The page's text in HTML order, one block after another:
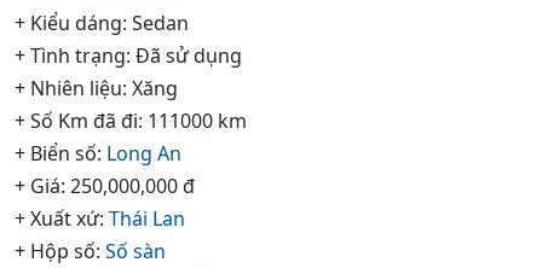
+ Kiểu dáng: Sedan
+ Tình trạng: Đã sử dụng
+ Nhiên liệu: Xăng
+ Số Km đã đi: 111000 km
+ Biển số: Long An
+ Giá: 250,000,000 đ
+ Xuất xứ: Thái Lan
+ Hộp số: Số sàn